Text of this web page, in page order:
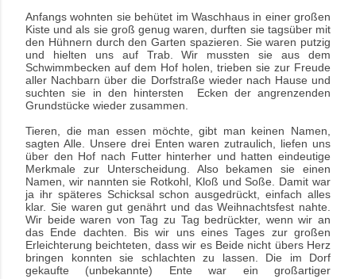
Anfangs wohnten sie behütet im Waschhaus in einer großen
Kiste und als sie groß genug waren, durften sie tagsüber mit
den Hühnern durch den Garten spazieren. Sie waren putzig
und hielten uns auf Trab. Wir mussten sie aus dem
Schwimmbecken auf dem Hof holen, trieben sie zur Freude
aller Nachbarn über die Dorfstraße wieder nach Hause und
suchten sie in den hintersten Ecken der angrenzenden
Grundstücke wieder zusammen.
Tieren, die man essen möchte, gibt man keinen Namen,
sagten Alle. Unsere drei Enten waren zutraulich, liefen uns
über den Hof nach Futter hinterher und hatten eindeutige
Merkmale zur Unterscheidung. Also bekamen sie einen
Namen, wir nannten sie Rotkohl, Kloß und Soße. Damit war
ja ihr späteres Schicksal schon ausgedrückt, einfach alles
klar. Sie waren gut genährt und das Weihnachtsfest nahte.
Wir beide waren von Tag zu Tag bedrückter, wenn wir an
das Ende dachten. Bis wir uns eines Tages zur großen
Erleichterung beichteten, dass wir es Beide nicht übers Herz
bringen konnten sie schlachten zu lassen. Die im Dorf
gekaufte (unbekannte) Ente war ein großartiger